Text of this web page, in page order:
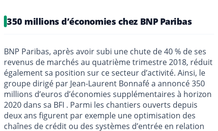
350 millions d’économies chez BNP Paribas
BNP Paribas, après avoir subi une chute de 40 % de ses
revenus de marchés au quatrième trimestre 2018, réduit
également sa position sur ce secteur d’activité. Ainsi, le
groupe dirigé par Jean-Laurent Bonnafé a annoncé 350
millions d’euros d’économies supplémentaires à horizon
2020 dans sa BFI . Parmi les chantiers ouverts depuis
deux ans figurent par exemple une optimisation des
chaînes de crédit ou des systèmes d’entrée en relation